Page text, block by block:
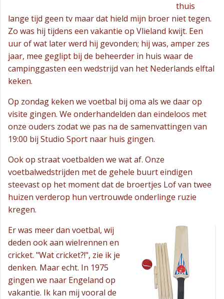
thuis
lange tijd geen tv maar dat hield mijn broer niet tegen.
Zo was hij tijdens een vakantie op Vlieland kwijt. Een
uur of wat later werd hij gevonden; hij was, amper zes
jaar, mee geglipt bij de beheerder in huis waar de
campinggasten een wedstrijd van het Nederlands elftal
keken.
Op zondag keken we voetbal bij oma als we daar op
visite gingen. We onderhandelden dan eindeloos met
onze ouders zodat we pas na de samenvattingen van
19:00 bij Studio Sport naar huis gingen.
Ook op straat voetbalden we wat af. Onze
voetbalwedstrijden met de gehele buurt eindigen
steevast op het moment dat de broertjes Lof van twee
huizen verderop hun vertrouwde onderlinge ruzie
kregen.
Er was meer dan voetbal, wij
deden ook aan wielrennen en
cricket. "Wat cricket?!", zie ik je
denken. Maar echt. In 1975
gingen we naar Engeland op
vakantie. Ik kan mij vooral de